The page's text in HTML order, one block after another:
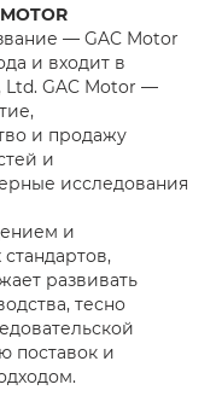
— GAC Motor
и входит в
Ltd. GAC Motor —
и продажу
и
исследования
и
развивать
тесно
поставок и